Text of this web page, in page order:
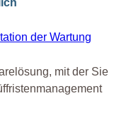
mit der Sie